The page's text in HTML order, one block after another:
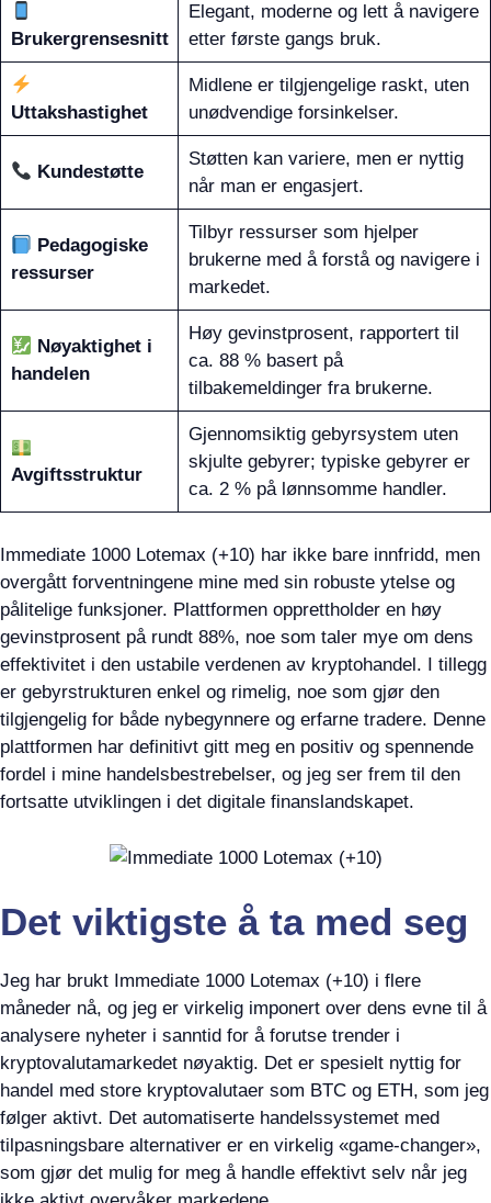
Brukergrensesnitt
Elegant, moderne og lett å navigere
etter første gangs bruk.
Uttakshastighet
Midlene er tilgjengelige raskt, uten
unødvendige forsinkelser.
Kundestøtte
Støtten kan variere, men er nyttig
når man er engasjert.
Pedagogiske
ressurser
Tilbyr ressurser som hjelper
brukerne med å forstå og navigere i
markedet.
Nøyaktighet i
handelen
Høy gevinstprosent, rapportert til
ca. 88 % basert på
tilbakemeldinger fra brukerne.
Avgiftsstruktur
Gjennomsiktig gebyrsystem uten
skjulte gebyrer; typiske gebyrer er
ca. 2 % på lønnsomme handler.
Immediate 1000 Lotemax (+10) har ikke bare innfridd, men
overgått forventningene mine med sin robuste ytelse og
pålitelige funksjoner. Plattformen opprettholder en høy
gevinstprosent på rundt 88%, noe som taler mye om dens
effektivitet i den ustabile verdenen av kryptohandel. I tillegg
er gebyrstrukturen enkel og rimelig, noe som gjør den
tilgjengelig for både nybegynnere og erfarne tradere. Denne
plattformen har definitivt gitt meg en positiv og spennende
fordel i mine handelsbestrebelser, og jeg ser frem til den
fortsatte utviklingen i det digitale finanslandskapet.
Det viktigste å ta med seg
Jeg har brukt Immediate 1000 Lotemax (+10) i flere
måneder nå, og jeg er virkelig imponert over dens evne til å
analysere nyheter i sanntid for å forutse trender i
kryptovalutamarkedet nøyaktig. Det er spesielt nyttig for
handel med store kryptovalutaer som BTC og ETH, som jeg
følger aktivt. Det automatiserte handelssystemet med
tilpasningsbare alternativer er en virkelig «game-changer»,
som gjør det mulig for meg å handle effektivt selv når jeg